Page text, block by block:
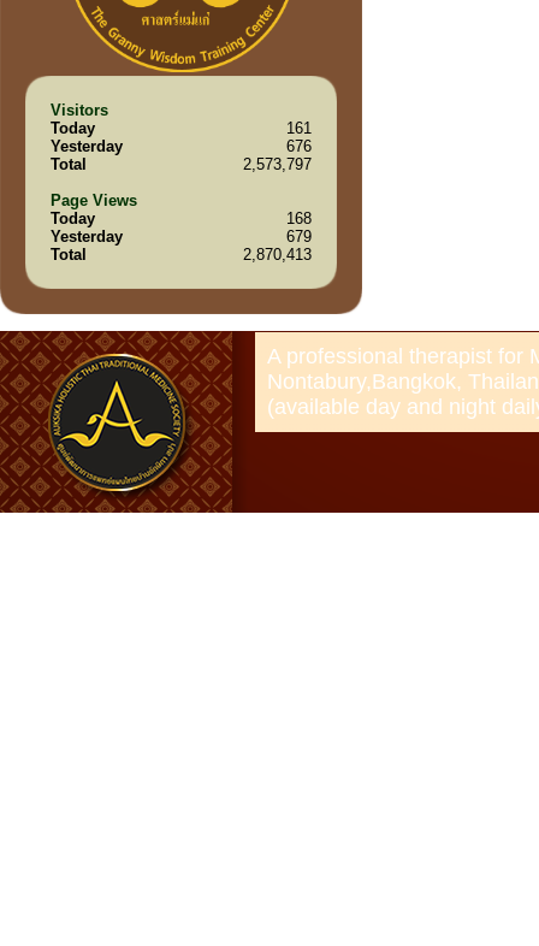
Visitors
Today
161
Yesterday
676
Total
2,573,797
Page Views
Today
168
Yesterday
679
Total
2,870,413
A professional therapist for
Nontabury,Bangkok,
(available day and night